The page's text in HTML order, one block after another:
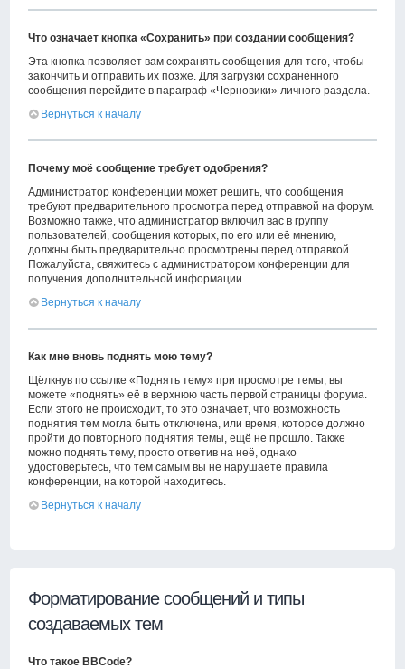
Что означает кнопка «Сохранить» при создании сообщения?
Эта кнопка позволяет вам сохранять сообщения для того, чтобы
закончить и отправить их позже. Для загрузки сохранённого
сообщения перейдите в параграф «Черновики» личного раздела.
Вернуться к началу
Почему моё сообщение требует одобрения?
Администратор конференции может решить, что сообщения
требуют предварительного просмотра перед отправкой на форум.
Возможно также, что администратор включил вас в группу
пользователей, сообщения которых, по его или её мнению,
должны быть предварительно просмотрены перед отправкой.
Пожалуйста, свяжитесь с администратором конференции для
получения дополнительной информации.
Вернуться к началу
Как мне вновь поднять мою тему?
Щёлкнув по ссылке «Поднять тему» при просмотре темы, вы
можете «поднять» её в верхнюю часть первой страницы форума.
Если этого не происходит, то это означает, что возможность
поднятия тем могла быть отключена, или время, которое должно
пройти до повторного поднятия темы, ещё не прошло. Также
можно поднять тему, просто ответив на неё, однако
удостоверьтесь, что тем самым вы не нарушаете правила
конференции, на которой находитесь.
Вернуться к началу
Форматирование сообщений и типы
создаваемых тем
Что такое BBCode?